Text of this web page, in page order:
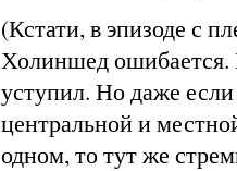
(Кстати, в эпизоде с
Холиншед ошибается.
уступил. Но даже
центральной и
одном, то тут же